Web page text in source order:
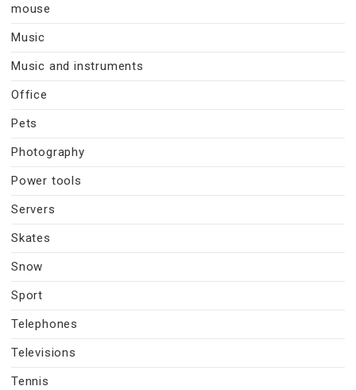
mouse
Music
Music and instruments
Office
Pets
Photography
Power tools
Servers
Skates
Snow
Sport
Telephones
Televisions
Tennis